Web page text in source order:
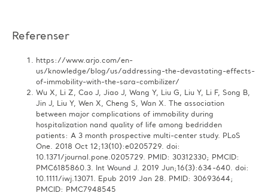
Referenser
https://www.arjo.com/en-
us/knowledge/blog/us/addressing-the-devastating-effects-
of-immobility-with-the-sara-combilizer/​
Wu X, Li Z, Cao J, Jiao J, Wang Y, Liu G, Liu Y, Li F, Song B,
Jin J, Liu Y, Wen X, Cheng S, Wan X. The association
between major complications of immobility during
hospitalization nand quality of life among bedridden
patients: A 3 month prospective multi-center study. PLoS
One. 2018 Oct 12;13(10):e0205729. doi:
10.1371/journal.pone.0205729. PMID: 30312330; PMCID:
PMC6185860.3. Int Wound J. 2019 Jun;16(3):634-640. doi:
10.1111/iwj.13071. Epub 2019 Jan 28. PMID: 30693644;
PMCID: PMC7948545​